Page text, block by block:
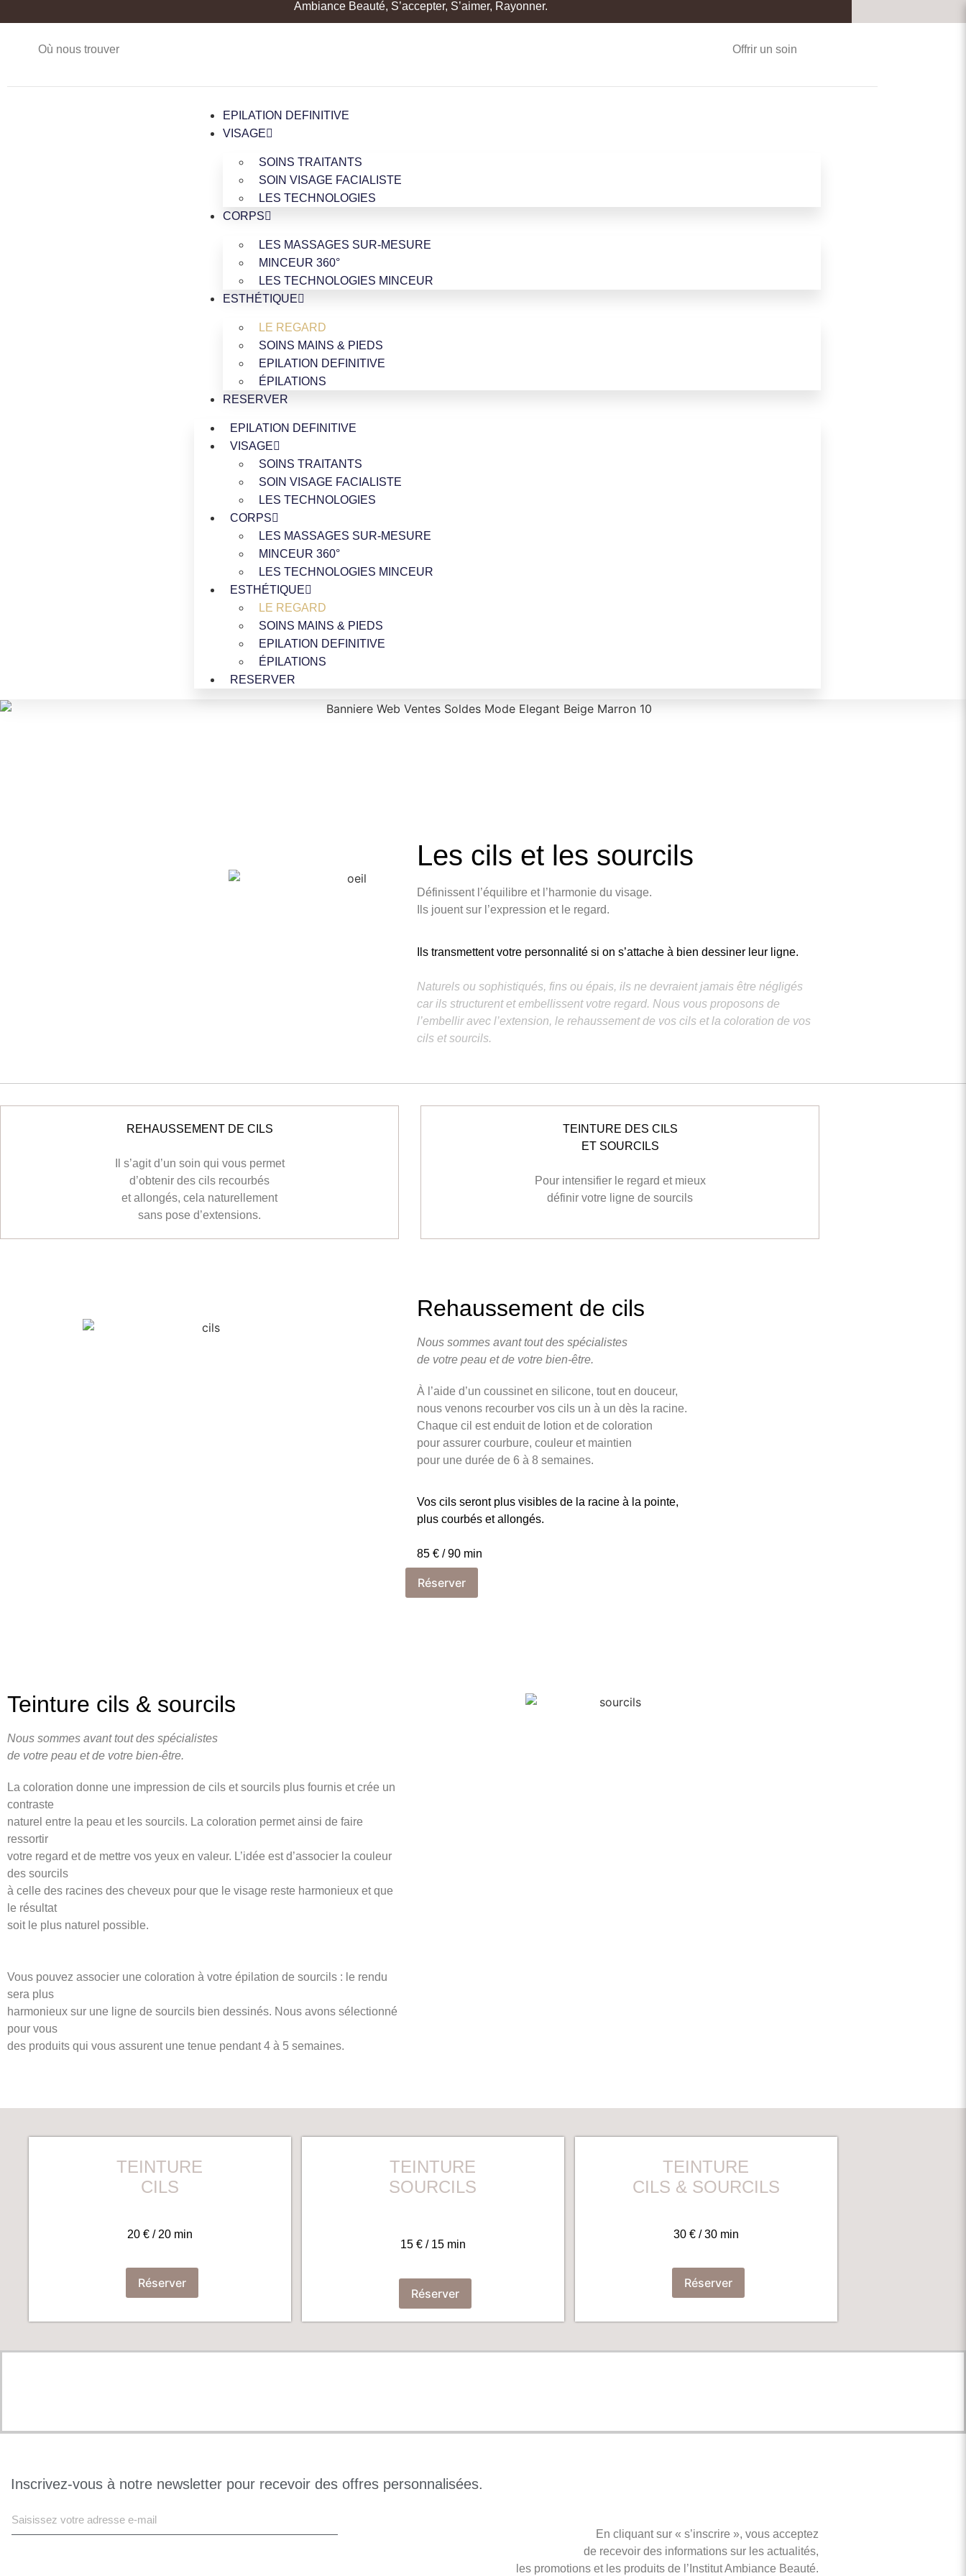
Ambiance Beauté, S’accepter, S’aimer, Rayonner.
Où nous trouver Offrir un soin
EPILATION DEFINITIVE
VISAGE
SOINS TRAITANTS
SOIN VISAGE FACIALISTE
LES TECHNOLOGIES
CORPS
LES MASSAGES SUR-MESURE
MINCEUR 360°
LES TECHNOLOGIES MINCEUR
ESTHÉTIQUE
LE REGARD
SOINS MAINS & PIEDS
EPILATION DEFINITIVE
ÉPILATIONS
RESERVER
EPILATION DEFINITIVE
VISAGE
SOINS TRAITANTS
SOIN VISAGE FACIALISTE
LES TECHNOLOGIES
CORPS
LES MASSAGES SUR-MESURE
MINCEUR 360°
LES TECHNOLOGIES MINCEUR
ESTHÉTIQUE
LE REGARD
SOINS MAINS & PIEDS
EPILATION DEFINITIVE
ÉPILATIONS
RESERVER
Les cils et les sourcils
Définissent l’équilibre et l’harmonie du visage.
Ils jouent sur l’expression et le regard.
Ils transmettent votre personnalité si on s’attache à bien dessiner leur ligne.
Naturels ou sophistiqués, fins ou épais, ils ne devraient jamais être négligés
car ils structurent et embellissent votre regard. Nous vous proposons de
l’embellir avec l’extension, le rehaussement de vos cils et la coloration de vos
cils et sourcils.
REHAUSSEMENT DE CILS
Il s’agit d’un soin qui vous permet
d’obtenir des cils recourbés
et allongés, cela naturellement
sans pose d’extensions.
TEINTURE DES CILS
ET SOURCILS
Pour intensifier le regard et mieux
définir votre ligne de sourcils
Rehaussement de cils
Nous sommes avant tout des spécialistes
de votre peau et de votre bien-être.
À l’aide d’un coussinet en silicone, tout en douceur,
nous venons recourber vos cils un à un dès la racine.
Chaque cil est enduit de lotion et de coloration
pour assurer courbure, couleur et maintien
pour une durée de 6 à 8 semaines.
Vos cils seront plus visibles de la racine à la pointe,
plus courbés et allongés.
85 € / 90 min
Réserver
Teinture cils & sourcils
Nous sommes avant tout des spécialistes
de votre peau et de votre bien-être.
La coloration donne une impression de cils et sourcils plus fournis et crée un
contraste
naturel entre la peau et les sourcils. La coloration permet ainsi de faire
ressortir
votre regard et de mettre vos yeux en valeur. L’idée est d’associer la couleur
des sourcils
à celle des racines des cheveux pour que le visage reste harmonieux et que
le résultat
soit le plus naturel possible.
Vous pouvez associer une coloration à votre épilation de sourcils : le rendu
sera plus
harmonieux sur une ligne de sourcils bien dessinés. Nous avons sélectionné
pour vous
des produits qui vous assurent une tenue pendant 4 à 5 semaines.
TEINTURE
CILS
20 € / 20 min
Réserver
TEINTURE
SOURCILS
15 € / 15 min
Réserver
TEINTURE
CILS & SOURCILS
30 € / 30 min
Réserver
Inscrivez-vous à notre newsletter pour recevoir des offres personnalisées.
En cliquant sur « s’inscrire », vous acceptez
de recevoir des informations sur les actualités,
les promotions et les produits de l’Institut Ambiance Beauté.